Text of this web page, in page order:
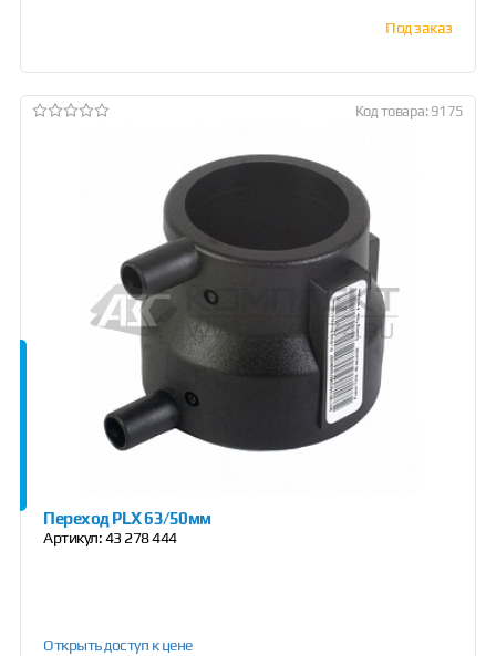
Под заказ
Код товара: 9175
Переход PLX 63/50мм
Артикул:43 278 444
Открыть доступ к цене